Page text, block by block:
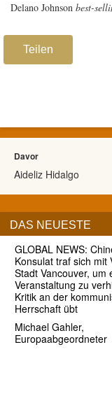
Delano Johnson best-
Teilen
Davor
Aideliz Hidalgo
DAS NEUESTE
GLOBAL NEWS:
Konsulat traf sich mit
Stadt Vancouver, um
Veranstaltung zu
Kritik an der
Herrschaft übt
Michael Gahler,
Europaabgeordneter